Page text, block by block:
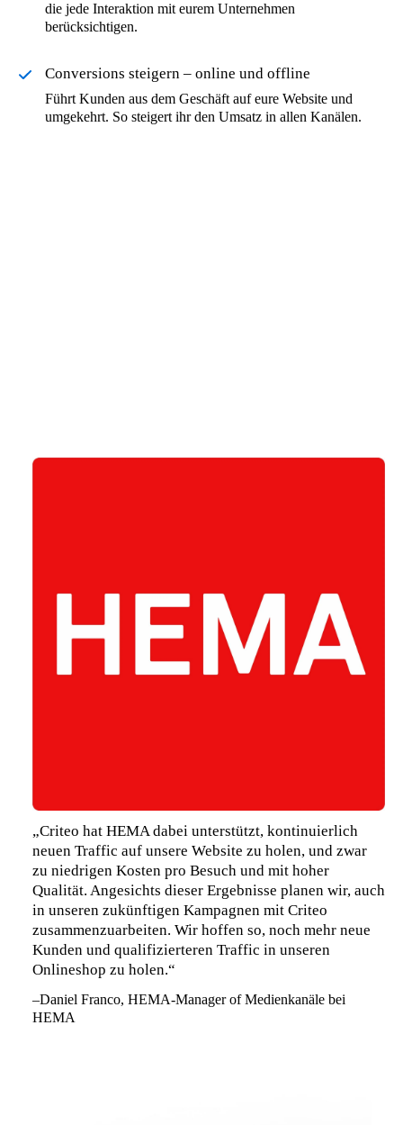
die jede Interaktion mit eurem Unternehmen
berücksichtigen.
Conversions steigern – online und offline
Führt Kunden aus dem Geschäft auf eure Website und
umgekehrt. So steigert ihr den Umsatz in allen Kanälen.
„Criteo hat HEMA dabei unterstützt, kontinuierlich
neuen Traffic auf unsere Website zu holen, und zwar
zu niedrigen Kosten pro Besuch und mit hoher
Qualität. Angesichts dieser Ergebnisse planen wir, auch
in unseren zukünftigen Kampagnen mit Criteo
zusammenzuarbeiten. Wir hoffen so, noch mehr neue
Kunden und qualifizierteren Traffic in unseren
Onlineshop zu holen.“
–Daniel Franco, HEMA-Manager of Medienkanäle bei
HEMA